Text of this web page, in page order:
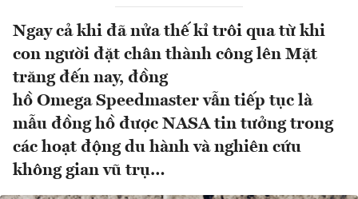
Ngay cả khi đã nửa thế kỉ trôi qua từ khi
con người đặt chân thành công lên Mặt
trăng đến nay, đồng
hồ Omega Speedmaster vẫn tiếp tục là
mẫu đồng hồ được NASA tin tưởng trong
các hoạt động du hành và nghiên cứu
không gian vũ trụ…